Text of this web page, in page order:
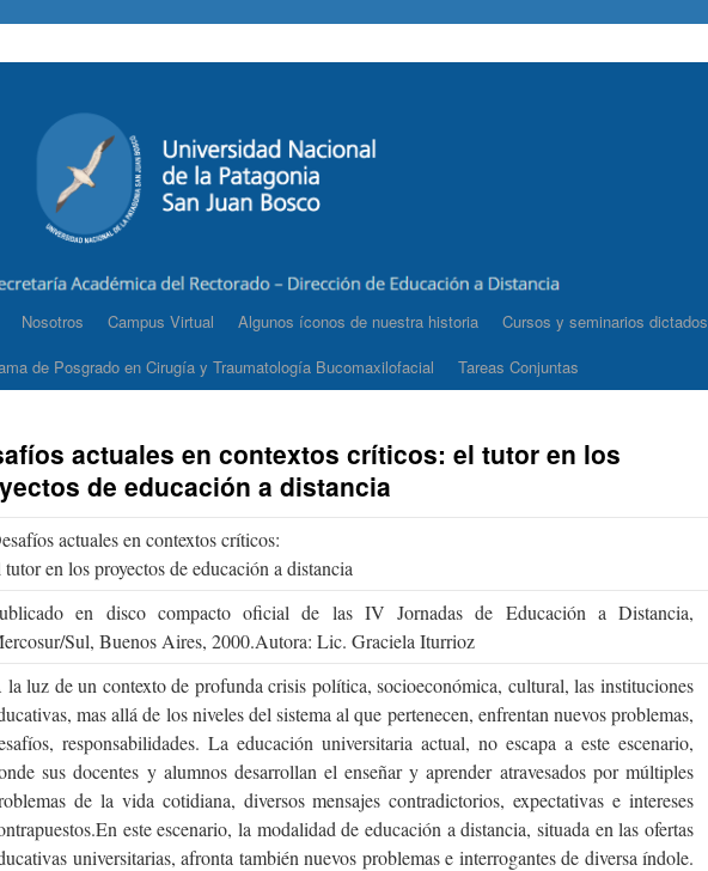
Nosotros Campus Virtual Algunos íconos de nuestra historia Cursos y seminarios dictados
de Posgrado en Cirugía y Traumatología Bucomaxilofacial
Tareas Conjuntas
actuales en contextos críticos: el tutor en los
de educación a distancia
actuales en contextos críticos:
tutor en los proyectos de educación a distancia
en disco compacto oficial de las IV Jornadas de Educación a Distancia,
Sul, Buenos Aires, 2000.Autora: Lic. Graciela Iturrioz
la luz de un contexto de profunda crisis política, socioeconómica, cultural, las instituciones
mas allá de los niveles del sistema al que pertenecen, enfrentan nuevos problemas,
responsabilidades. La educación universitaria actual, no escapa a este escenario,
sus docentes y alumnos desarrollan el enseñar y aprender atravesados por múltiples
de la vida cotidiana, diversos mensajes contradictorios, expectativas e intereses
este escenario, la modalidad de educación a distancia, situada en las ofertas
universitarias, afronta también nuevos problemas e interrogantes de diversa índole.